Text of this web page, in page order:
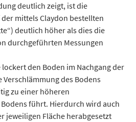
deutlich zeigt, ist die
mittels Claydon bestellten
deutlich höher als dies die
durchgeführten Messungen
den Boden im Nachgang der
des Bodens
zu einer höheren
führt. Hierdurch wird auch
jeweiligen Fläche herabgesetzt